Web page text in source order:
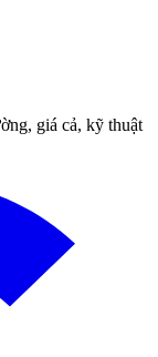
giá cả, kỹ thuật